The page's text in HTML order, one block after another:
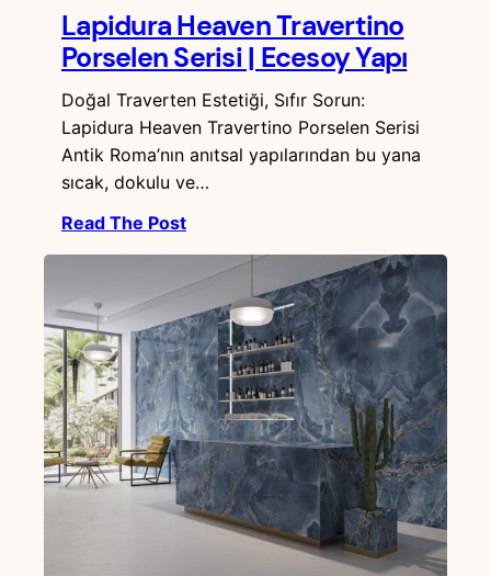
Lapidura Heaven Travertino
Porselen Serisi | Ecesoy Yapı
Doğal Traverten Estetiği, Sıfır Sorun:
Lapidura Heaven Travertino Porselen Serisi
Antik Roma’nın anıtsal yapılarından bu yana
sıcak, dokulu ve…
Read The Post